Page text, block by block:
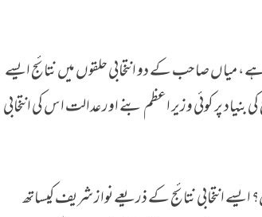
میاں صاحب کے دو انتخابی حلقوں میں نتائج ایسے
پر کوئی وزیر اعظم بنے اور عدالت اس کی انتخابی
ایسے انتخابی نتائج کے ذریعے نواز شریف کیساتھ